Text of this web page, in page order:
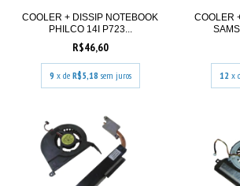
COOLER + DISSIP NOTEBOOK
PHILCO 14I P723...
R$46,60
9 x de R$5,18 sem juros
COOLER
12 x